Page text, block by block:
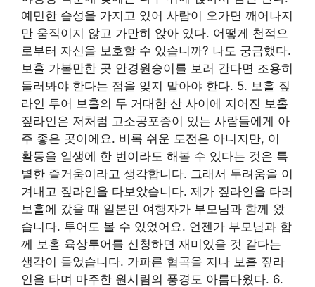
예민한 습성을 가지고 있어 사람이 오가면 깨어나지
만 움직이지 않고 가만히 앉아 있다. 어떻게 천적으
로부터 자신을 보호할 수 있습니까? 나도 궁금했다.
보홀 가볼만한 곳 안경원숭이를 보러 간다면 조용히
둘러봐야 한다는 점을 잊지 말아야 한다. 5. 보홀 짚
라인 투어 보홀의 두 거대한 산 사이에 지어진 보홀
짚라인은 저처럼 고소공포증이 있는 사람들에게 아
주 좋은 곳이에요. 비록 쉬운 도전은 아니지만, 이
활동을 일생에 한 번이라도 해볼 수 있다는 것은 특
별한 즐거움이라고 생각합니다. 그래서 두려움을 이
겨내고 짚라인을 타보았습니다. 제가 짚라인을 타러
보홀에 갔을 때 일본인 여행자가 부모님과 함께 왔
습니다. 투어도 볼 수 있었어요. 언젠가 부모님과 함
께 보홀 육상투어를 신청하면 재미있을 것 같다는
생각이 들었습니다. 가파른 협곡을 지나 보홀 짚라
인을 타며 마주한 원시림의 풍경도 아름다웠다. 6.